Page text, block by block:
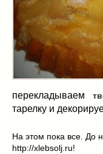
перекладываем
тарелку и
На этом пока все. До
http://xlebsolj.ru!